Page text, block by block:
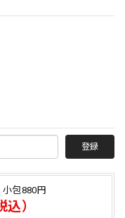
登録
包880円
）